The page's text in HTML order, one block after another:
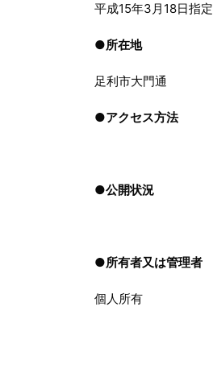
平成15年3月18日指定
●所在地
足利市大門通
●アクセス方法
●公開状況
●所有者又は管理者
個人所有